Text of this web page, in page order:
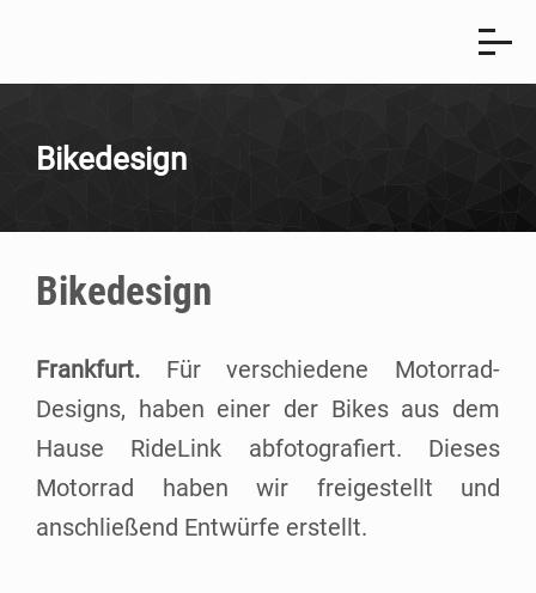
Bik­ede­sign
Bik­ede­sign
Frank­furt. Für ver­schie­de­ne Motor­rad-
Designs, haben einer der Bikes aus dem
Hau­se Rid­eLink abfo­to­gra­fiert. Die­ses
Motor­rad haben wir frei­ge­stellt und
anschlie­ßend Ent­wür­fe erstellt.